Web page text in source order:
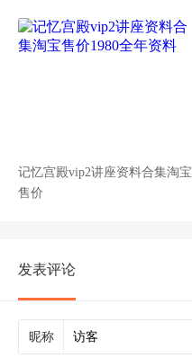
记忆宫殿vip2讲座资料合集淘宝
售价
发表评论
昵称